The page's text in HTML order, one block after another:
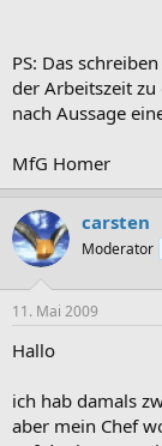
PS: Das
der Arbeitszeit
nach Aussage
MfG Homer
carsten
Moderator
11. Mai 2009
Hallo
ich hab damals
aber mein Chef